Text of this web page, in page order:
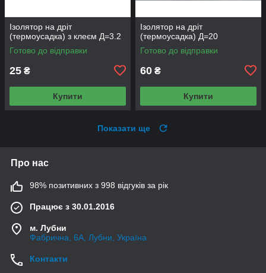
Ізолятор на дріт
(термоусадка) з клеєм Д=3.2
Готово до відправки
25 ₴
Купити
Ізолятор на дріт
(термоусадка) Д=20
Готово до відправки
60 ₴
Купити
Показати ще
Про нас
98% позитивних з 998 відгуків за рік
Працює з 30.01.2016
м. Лубни
Фабрична, 6А, Лубни, Україна
Контакти